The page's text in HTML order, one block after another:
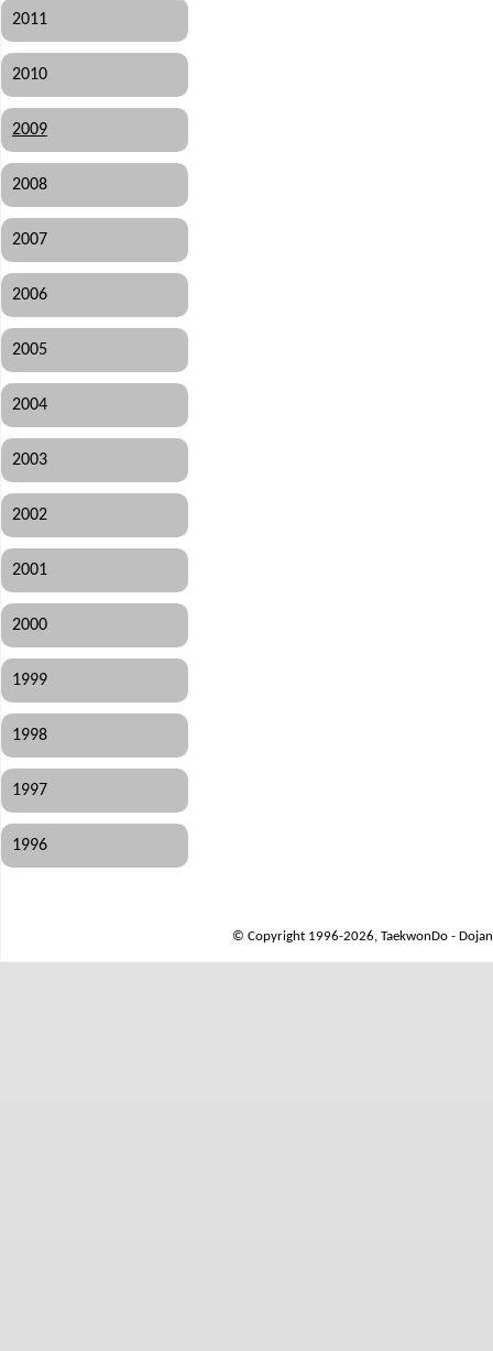
2011
2010
2009
2008
2007
2006
2005
2004
2003
2002
2001
2000
1999
1998
1997
1996
© Copyright 1996-2026, TaekwonDo -